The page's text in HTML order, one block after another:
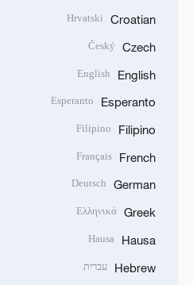
Croatian
Hrvatski
Czech
Český
English
English
Esperanto
Esperanto
Filipino
Filipino
French
Français
German
Deutsch
Greek
Ελληνικά
Hausa
Hausa
Hebrew עברית